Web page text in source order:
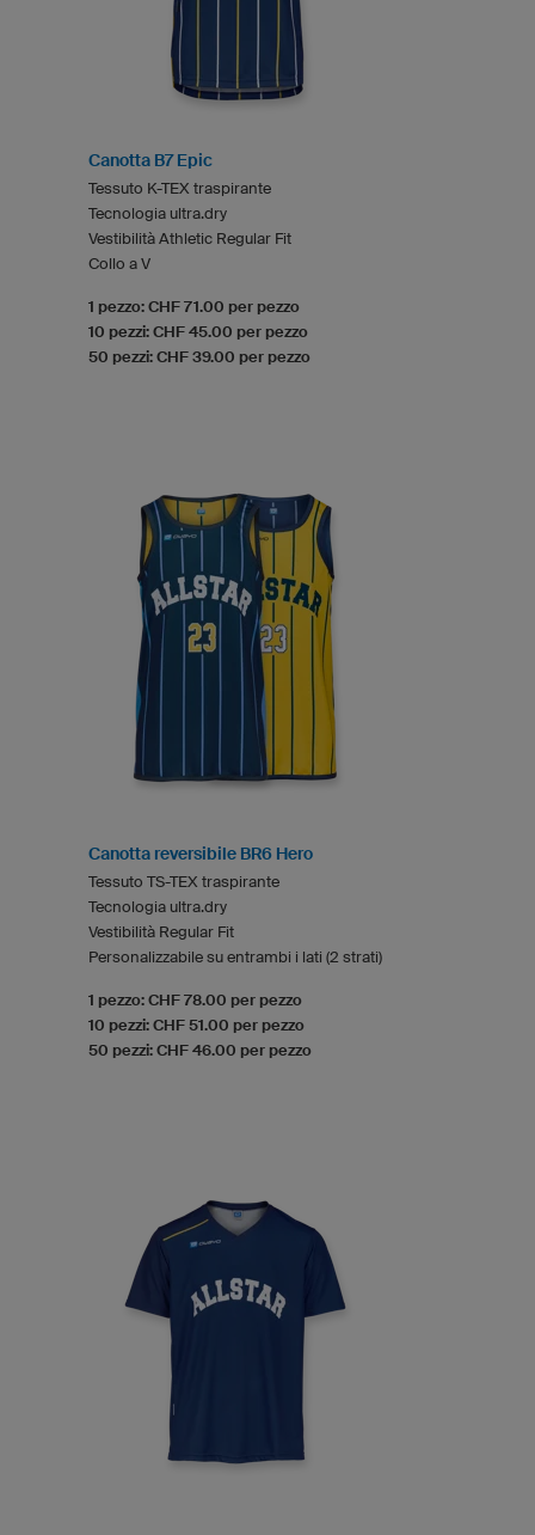
Canotta B7 Epic
Tessuto K-TEX traspirante
Tecnologia ultra.dry
Vestibilità Athletic Regular Fit
Collo a V
1 pezzo: CHF 71.00 per pezzo
10 pezzi: CHF 45.00 per pezzo
50 pezzi: CHF 39.00 per pezzo
Canotta reversibile BR6 Hero
Tessuto TS-TEX traspirante
Tecnologia ultra.dry
Vestibilità Regular Fit
Personalizzabile su entrambi i lati (2 strati)
1 pezzo: CHF 78.00 per pezzo
10 pezzi: CHF 51.00 per pezzo
50 pezzi: CHF 46.00 per pezzo